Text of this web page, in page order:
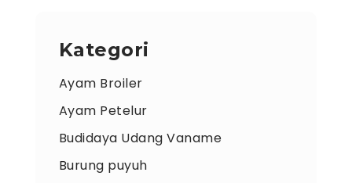
Kategori
Ayam Broiler
Ayam Petelur
Budidaya Udang Vaname
Burung puyuh